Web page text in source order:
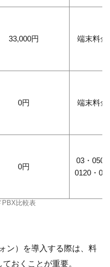
33,000円 端末料金
0円 端末料金
0円
03・050
0120・
PBX比較表
ン）を導入する際は、料
おくことが重要。